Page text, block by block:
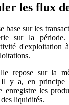
les flux
base sur les
sur la
d'exploitation
repose sur la
Il y a, en principe
enregistre les
liquidités.